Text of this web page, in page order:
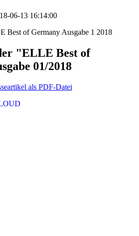
06-13 16:14:00
"ELLE Best of
01/2018
als PDF-Datei